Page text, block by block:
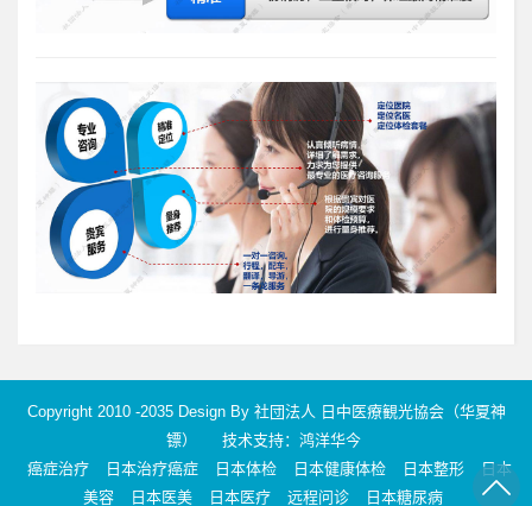
Copyright 2010 -2035 Design By 社団法人 日中医療観光協会（华夏神
镖）
技术支持：鸿洋华今
癌症治疗
日本治疗癌症 日本体检 日本健康体检 日本整形
日本
美容
日本医美 日本医疗 远程问诊 日本糖尿病